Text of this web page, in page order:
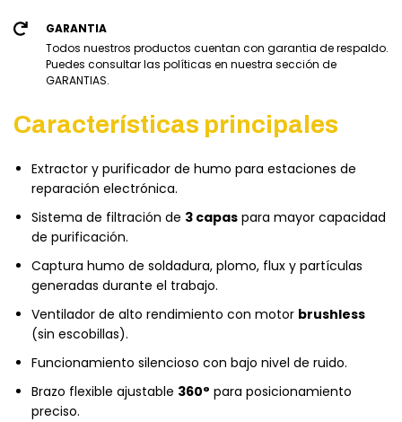
GARANTIA
Todos nuestros productos cuentan con garantia de respaldo.
Puedes consultar las políticas en nuestra sección de
GARANTIAS.
Características principales
Extractor y purificador de humo para estaciones de
reparación electrónica.
Sistema de filtración de 3 capas para mayor capacidad
de purificación.
Captura humo de soldadura, plomo, flux y partículas
generadas durante el trabajo.
Ventilador de alto rendimiento con motor brushless
(sin escobillas).
Funcionamiento silencioso con bajo nivel de ruido.
Brazo flexible ajustable 360° para posicionamiento
preciso.